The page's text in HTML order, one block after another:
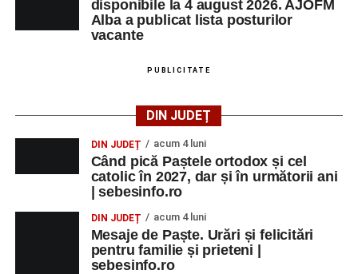
Alexandrei Pamfilie;
Alfred Dahinten.
– Proiecție cinematografică:
de Federico Fellini și Tullio Pinelli.
MARȚI, 25 AUGUST 2026
Grădina Muzeului Municipal „Ioan
Raica” Sebeș
„Armonia artelor”– salon literar și întâlnire
cu artele plastice, organizat alături de artiști locali.
disponibile la 4 august 2026. AJOFM
Alba a publicat lista posturilor
vacante
PUBLICITATE
DIN JUDEȚ
DIN JUDEȚ acum 4 luni
Când pică Paștele ortodox și cel
catolic în 2027, dar și în următorii ani
| sebesinfo.ro
DIN JUDEȚ acum 4 luni
Mesaje de Paște. Urări și felicitări
pentru familie și prieteni |
sebesinfo.ro